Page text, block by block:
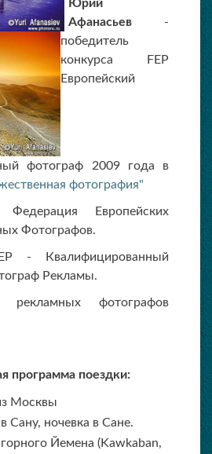
Юрий
Афанасьев -
победитель
конкурса FEP
Европейский
фотограф 2009 года в
фотография"
Европейских
Фотографов.
- Квалифицированный
Рекламы.
рекламных фотографов
программа поездки:
Москвы
Сану, ночевка в Сане.
Йемена (Kawkaban,